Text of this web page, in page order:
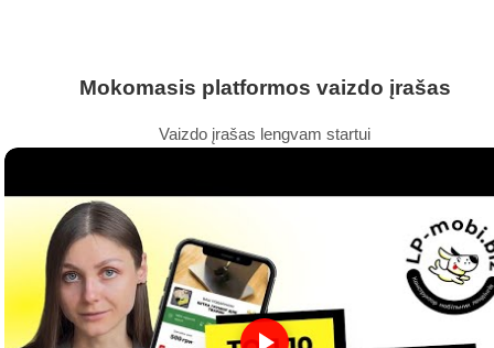
Mokomasis platformos vaizdo įrašas
Vaizdo įrašas lengvam startui